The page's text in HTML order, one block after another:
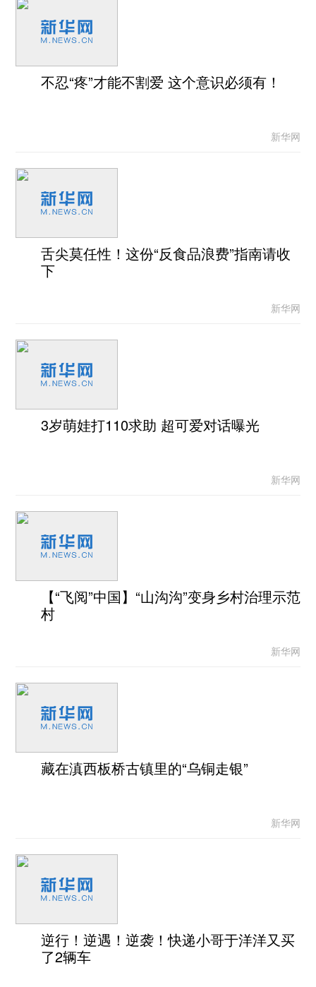
不忍“疼”才能不割爱 这个意识必须有！
新华网
舌尖莫任性！这份“反食品浪费”指南请收
下
新华网
3岁萌娃打110求助 超可爱对话曝光
新华网
【“飞阅”中国】“山沟沟”变身乡村治理示范
村
新华网
藏在滇西板桥古镇里的“乌铜走银”
新华网
逆行！逆遇！逆袭！快递小哥于洋洋又买
了2辆车